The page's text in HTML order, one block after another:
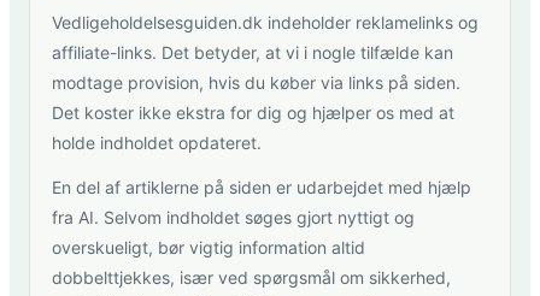
Vedligeholdelsesguiden.dk indeholder reklamelinks og
affiliate-links. Det betyder, at vi i nogle tilfælde kan
modtage provision, hvis du køber via links på siden.
Det koster ikke ekstra for dig og hjælper os med at
holde indholdet opdateret.
En del af artiklerne på siden er udarbejdet med hjælp
fra AI. Selvom indholdet søges gjort nyttigt og
overskueligt, bør vigtig information altid
dobbelttjekkes, især ved spørgsmål om sikkerhed,